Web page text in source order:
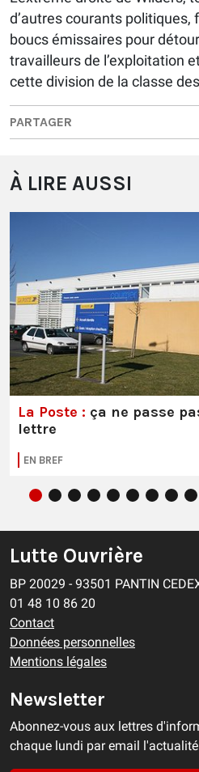
d’autres courants politiques,
boucs émissaires pour
travailleurs de l’exploitation
cette division de la classe
PARTAGER
À LIRE AUSSI
La Poste : ça ne passe
lettre
EN BREF
Lutte Ouvrière
BP 20029 - 93501 PANTIN
01 48 10 86 20
Contact
Données personnelles
Mentions légales
Newsletter
Abonnez-vous aux lettres
chaque lundi par email